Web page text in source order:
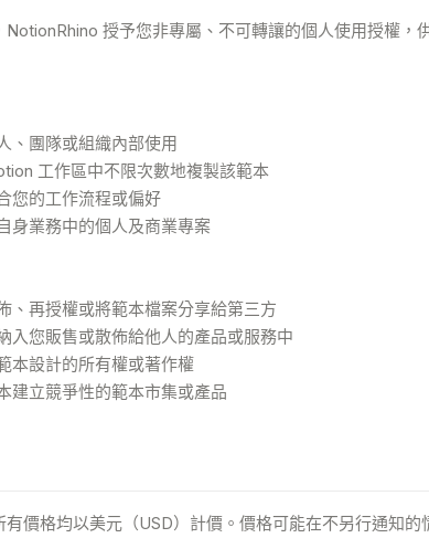
NotionRhino 授予您非專屬、不可轉讓的個人使用授權，
、團隊或組織內部使用
工作區中不限次數地複製該範本
您的工作流程或偏好
身業務中的個人及商業專案
、再授權或將範本檔案分享給第三方
入您販售或散佈給他人的產品或服務中
本設計的所有權或著作權
建立競爭性的範本市集或產品
有價格均以美元（USD）計價。價格可能在不另行通知